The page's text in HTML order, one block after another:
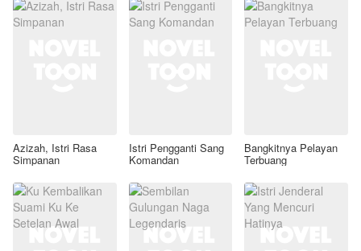
Azizah, Istri Rasa
Simpanan
Istri Pengganti Sang
Komandan
Bangkitnya Pelayan
Terbuang